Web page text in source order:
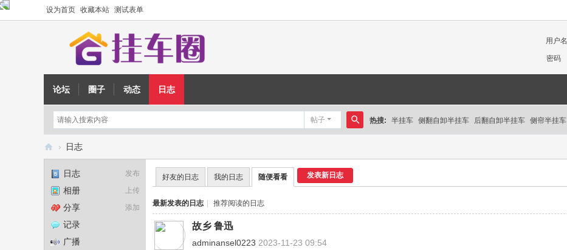
设为首页 收藏本站 测试表单
用户名
密码
论坛 圈子 动态 日志
帖子
搜
热搜: 半挂车 侧翻自卸半挂车 后翻自卸半挂车 侧帘半挂车
› 日志
发布
日志
上传
相册
添加
分享
记录
广播
好友的日志 我的日志 随便看看 发表新日志
最新发表的日志 推荐阅读的日志
故乡 鲁迅
adminansel0223 2023-11-23 09:54